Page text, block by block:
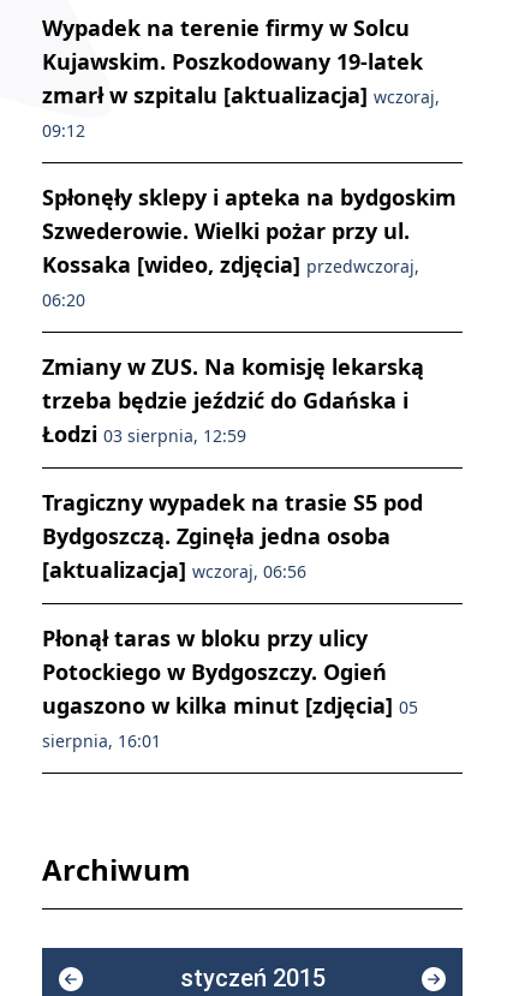
Wypadek na terenie firmy w Solcu
Kujawskim. Poszkodowany 19-latek
zmarł w szpitalu [aktualizacja] wczoraj,
09:12
Spłonęły sklepy i apteka na bydgoskim
Szwederowie. Wielki pożar przy ul.
Kossaka [wideo, zdjęcia] przedwczoraj,
06:20
Zmiany w ZUS. Na komisję lekarską
trzeba będzie jeździć do Gdańska i
Łodzi 03 sierpnia, 12:59
Tragiczny wypadek na trasie S5 pod
Bydgoszczą. Zginęła jedna osoba
[aktualizacja] wczoraj, 06:56
Płonął taras w bloku przy ulicy
Potockiego w Bydgoszczy. Ogień
ugaszono w kilka minut [zdjęcia] 05
sierpnia, 16:01
Archiwum
styczeń 2015